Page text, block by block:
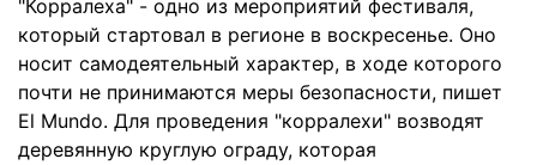
"Корралеха" - одно из мероприятий фестиваля,
который стартовал в регионе в воскресенье. Оно
носит самодеятельный характер, в ходе которого
почти не принимаются меры безопасности, пишет
El Mundo. Для проведения "корралехи" возводят
деревянную круглую ограду, которая